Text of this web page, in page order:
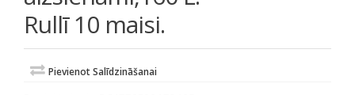
Rullī 10 maisi.
Pievienot Salīdzināšanai